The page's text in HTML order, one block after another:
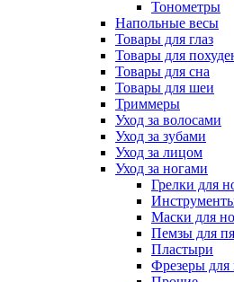
Тонометры
Напольные весы
Товары для глаз
Товары для
Товары для сна
Товары для шеи
Триммеры
Уход за волосами
Уход за зубами
Уход за лицом
Уход за ногами
Грелки для
Маски для
Пемзы для
Пластыри
Фрезеры для